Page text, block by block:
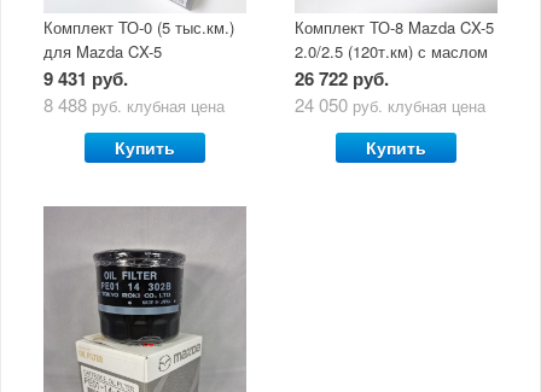
Комплект ТО-0 (5 тыс.км.)
для Mazda CX-5
(двигатель 2.0/2.5) с
маслом Mazda Original Oil
9 431 руб.
8 488 руб. клубная цена
Купить
Комплект ТО-8 Mazda CX-5
2.0/2.5 (120т.км) с маслом
Mazda Original Oil Ultra
5W30
26 722 руб.
24 050 руб. клубная цена
Купить